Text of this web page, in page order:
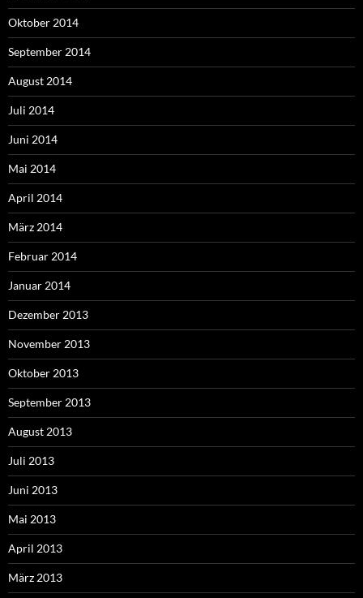
Oktober 2014
September 2014
August 2014
Juli 2014
Juni 2014
Mai 2014
April 2014
März 2014
Februar 2014
Januar 2014
Dezember 2013
November 2013
Oktober 2013
September 2013
August 2013
Juli 2013
Juni 2013
Mai 2013
April 2013
März 2013